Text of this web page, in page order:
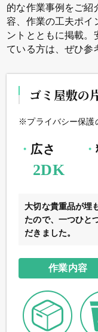
的な作業事例をご紹
容、作業の工夫ポイ
ントとともに掲載。
ている方は、ぜひ参
ゴミ屋敷
※プライバシー保護
広さ
2DK
大切な貴重品が埋
たので、一つひと
だきました。
作業内容